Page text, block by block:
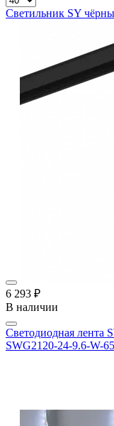
Светильник SY
6 293 ₽
В наличии
Светодиодная лента
SWG2120-24-9.6-W-